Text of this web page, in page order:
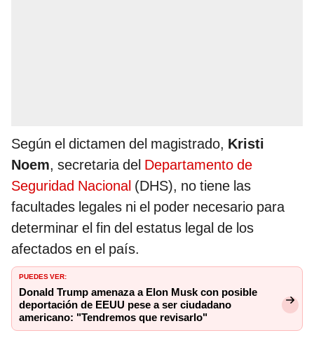
Según el dictamen del magistrado, Kristi
Noem, secretaria del Departamento de
Seguridad Nacional (DHS), no tiene las
facultades legales ni el poder necesario para
determinar el fin del estatus legal de los
afectados en el país.
PUEDES VER:
Donald Trump amenaza a Elon Musk con posible
deportación de EEUU pese a ser ciudadano
americano: "Tendremos que revisarlo"